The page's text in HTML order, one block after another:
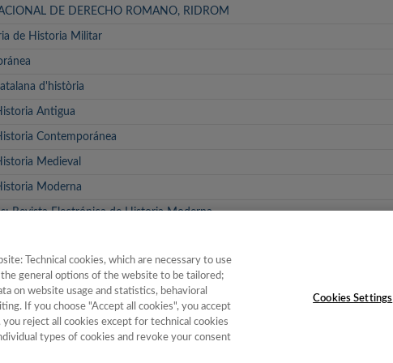
DE DERECHO ROMANO, RIDROM
de Historia Militar
d'història
Antigua
Contemporánea
Medieval
Moderna
Revista Electrónica de Historia Moderna
Technical cookies, which are necessary to use
general options of the website to be tailored;
on website usage and statistics, behavioral
If you choose "Accept all cookies", you accept
reject all cookies except for technical cookies
types of cookies and revoke your consent
Cookies Settings